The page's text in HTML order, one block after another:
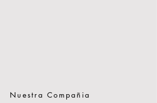
Nuestra Compañia